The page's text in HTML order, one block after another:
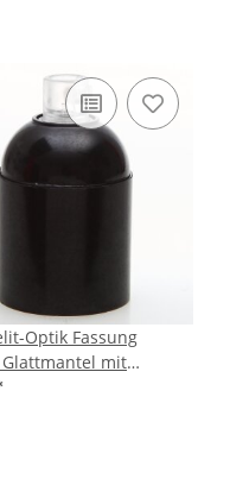
Optik Fassung
mit
Kunststoff